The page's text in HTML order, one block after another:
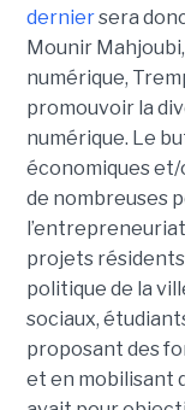
derniersera
Mounir
numérique,
promouvoir la
numérique. Le
économiques
de nombreuses
l’entrepreneuriat
projets
politique de la
sociaux,
proposant des
et en mobilisant